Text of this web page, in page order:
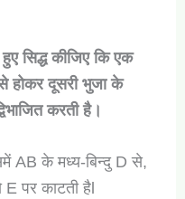
सिद्ध कीजिए कि एक
होकर दूसरी भुजा के
करती है।
के मध्य-बिन्दु D से,
पर काटती हैl